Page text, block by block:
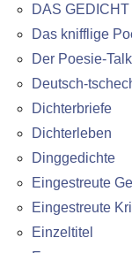
DAS
Das knifflige
Der Poesie-Talk
Deutsch-
Dichterbriefe
Dichterleben
Dinggedichte
Eingestreute
Eingestreute
Einzeltitel